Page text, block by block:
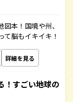
本！国境や州、
脳もイキイキ！
詳細を見る
！すごい地球の